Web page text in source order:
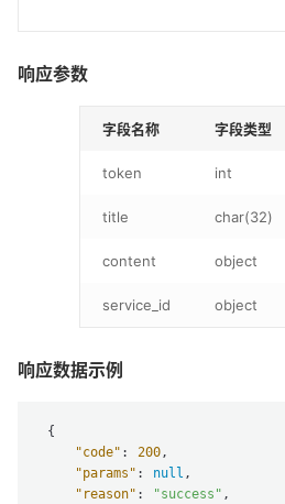
响应参数
字段名称 字段类型
token int
title char(32)
content object
service_id object
响应数据示例
{
"code" : 200,
"params" : null ,
"reason" : "success" ,